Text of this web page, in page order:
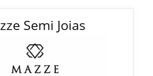
Semi Joias